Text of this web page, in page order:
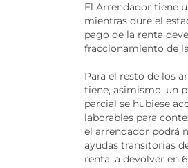
El Arrendador tiene
mientras dure el
pago de la renta
fraccionamiento de
Para el resto de los
tiene, asimismo, un
parcial se hubiese
laborables para
el arrendador podrá
ayudas transitorias
renta, a devolver en